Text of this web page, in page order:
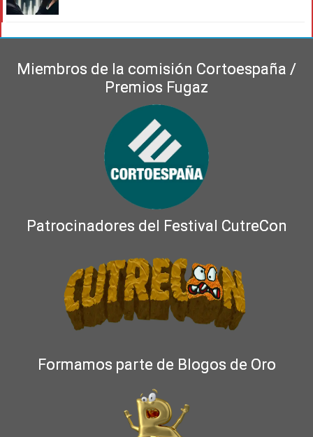
Miembros de la comisión Cortoespaña /
Premios Fugaz
Patrocinadores del Festival CutreCon
Formamos parte de Blogos de Oro